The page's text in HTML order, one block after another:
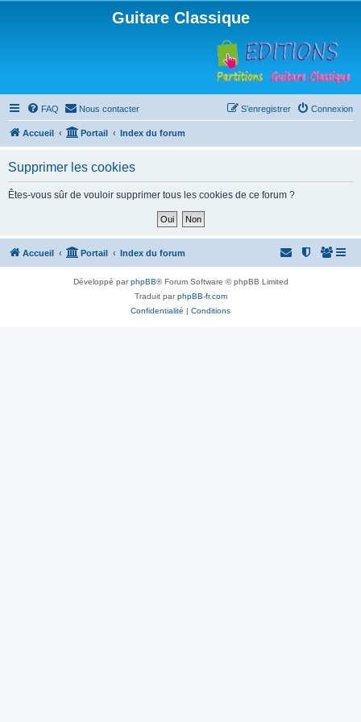
Guitare Classique
FAQ Nous contacter Connexion
S’enregistrer
Accueil Portail Index du forum
Supprimer les cookies
Êtes-vous sûr de vouloir supprimer tous les cookies de ce forum ?
Accueil Portail Index du forum
Développé parphpBB® Forum Software © phpBB Limited
Traduit parphpBB-fr.com
Confidentialité | Conditions